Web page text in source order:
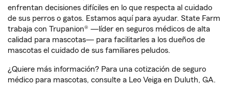
enfrentan decisiones difíciles en lo que respecta al cuidado
de sus perros o gatos. Estamos aquí para ayudar. State Farm
trabaja con Trupanion® —líder en seguros médicos de alta
calidad para mascotas— para facilitarles a los dueños de
mascotas el cuidado de sus familiares peludos.
¿Quiere más información? Para una cotización de seguro
médico para mascotas, consulte a Leo Veiga en Duluth, GA.